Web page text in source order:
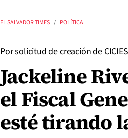
EL SALVADOR TIMES POLÍTICA
Por solicitud de creación de CICIES
Jackeline
el Fiscal
esté tirando